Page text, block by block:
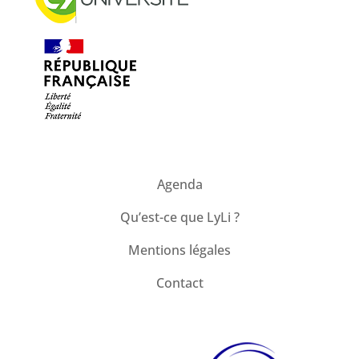
Agenda
Qu’est-ce que LyLi ?
Mentions légales
Contact